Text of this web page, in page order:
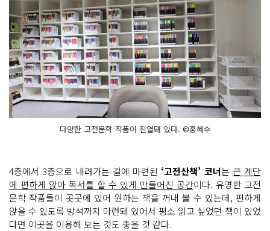
다양한 고전문학 작품이 진열돼 있다. ©홍혜수
4층에서 3층으로 내려가는 길에 마련된 ‘고전산책’ 코너는 큰 계단
에 편하게 앉아 독서를 할 수 있게 만들어진 공간이다. 유명한 고전
문학 작품들이 곳곳에 있어 원하는 책을 꺼내 볼 수 있는데, 편하게
앉을 수 있도록 방석까지 마련돼 있어서 평소 읽고 싶었던 책이 있었
다면 이곳을 이용해 보는 것도 좋을 것 같다.